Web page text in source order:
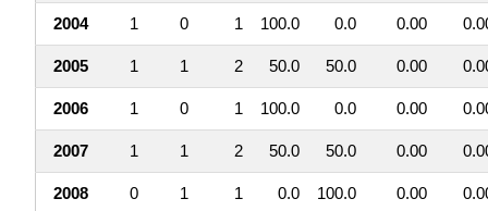
2004 1 0 1 100.0 0.0 0.00
2005 1 1 2 50.0 50.0 0.00
2006 1 0 1 100.0 0.0 0.00
2007 1 1 2 50.0 50.0 0.00
2008 0 1 1 0.0 100.0 0.00